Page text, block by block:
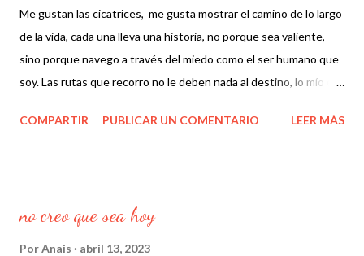
Me gustan las cicatrices, me gusta mostrar el camino de lo largo
de la vida, cada una lleva una historia, no porque sea valiente,
sino porque navego a través del miedo como el ser humano que
soy. Las rutas que recorro no le deben nada al destino, lo mío es
Me encuentro marchito y la herida representa la prueba de que
COMPARTIR PUBLICAR UN COMENTARIO LEER MÁS
no creo que sea hoy
PorAnais abril 13, 2023